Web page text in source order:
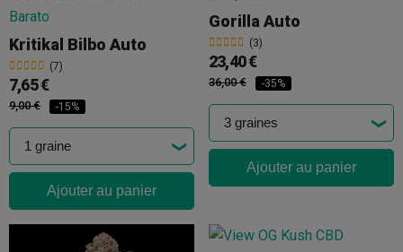
Kritikal Bilbo Auto
(7)
7,65 €
9,00 € -15%
Ajouter au panier
Gorilla Auto
(3)
23,40 €
36,00 € -35%
Ajouter au panier